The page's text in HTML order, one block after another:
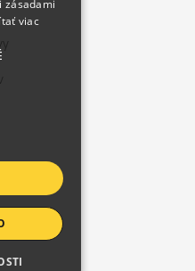
zásadami
viac